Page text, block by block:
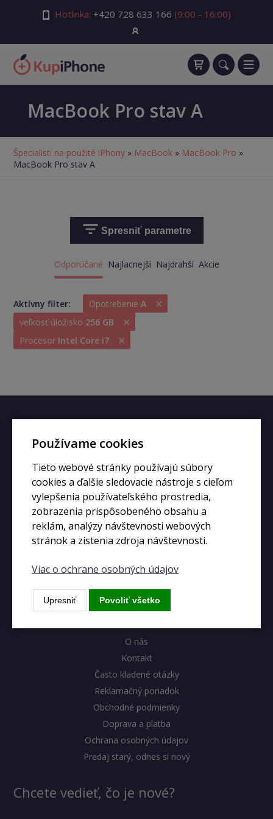
Hotlinka: +420 728 633 166 (9:00 - 16:00)
MacBook Pro stav A
Špecialisti na použité iPhony » MacBook » MacBook Pro »
MacBook Pro stav A
Spresniť parametre
Odporúčané Najlacnejší Najdrahší Akcie
Aktívny filter: OpotrebenieA ×
veľkosť úložisko 256 GB ×
Procesor Intel Core i7 ×
+420 728 633 166
info@kupiphone.cz
Výhody eshopu
Blog
O nás
Kontakt
Často kladené otázky
Reklamačný poriadok
Obchodné podmienky
Doprava a platba
Ochrana osobných údajov
Predaj starý, odnes si nový
Chcete vedieť, čo je nové?
Používame cookies
Tieto webové stránky používajú súbory
cookies a ďalšie sledovacie nástroje s cieľom
vylepšenia používateľského prostredia,
zobrazenia prispôsobeného obsahu a
reklám, analýzy návštevnosti webových
stránok a zistenia zdroja návštevnosti.
Viac o ochrane osobných údajov
Upresniť Povoliť všetko